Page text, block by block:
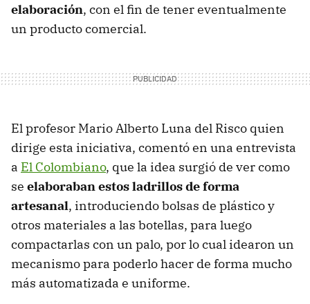
elaboración, con el fin de tener eventualmente
un producto comercial.
El profesor Mario Alberto Luna del Risco quien
dirige esta iniciativa, comentó en una entrevista
a El Colombiano, que la idea surgió de ver como
se elaboraban estos ladrillos de forma
artesanal, introduciendo bolsas de plástico y
otros materiales a las botellas, para luego
compactarlas con un palo, por lo cual idearon un
mecanismo para poderlo hacer de forma mucho
más automatizada e uniforme.